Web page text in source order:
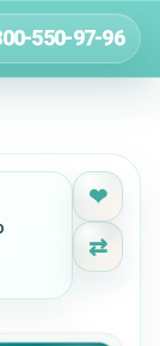
550-97-96
❤
⇄